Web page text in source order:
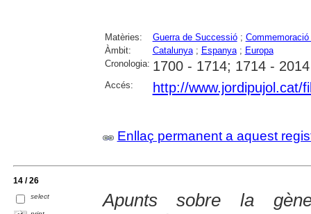
Matèries: Guerra de Successió;
Àmbit:
Catalunya; Espanya; Europa
Cronologia: 1700 - 1714; 1714 - 2014
Accés: http://www.jordipujol.cat/
Enllaç permanent a aquest
14 / 26
select
Apunts sobre la